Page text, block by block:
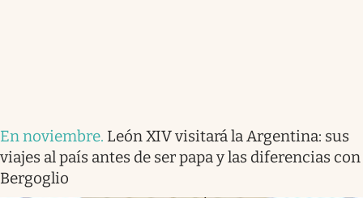
En noviembre. León XIV visitará la Argentina: sus
viajes al país antes de ser papa y las diferencias con
Bergoglio